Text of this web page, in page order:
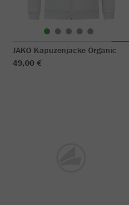
JAKO Kapuzenjacke Organic
49,00 €